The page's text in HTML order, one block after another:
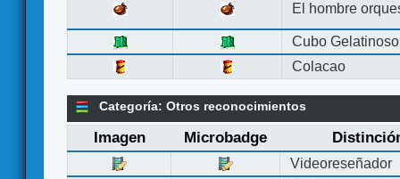
El hombre
Cubo Gelatinoso
Colacao
Categoría: Otros reconocimientos
Imagen Microbadge
Videoreseñador